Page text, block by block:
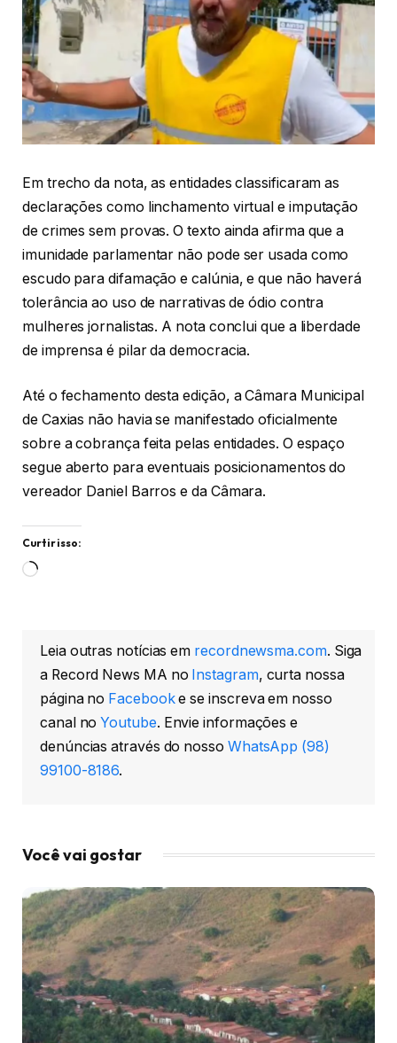
Em trecho da nota, as entidades classificaram as
declarações como linchamento virtual e imputação
de crimes sem provas. O texto ainda afirma que a
imunidade parlamentar não pode ser usada como
escudo para difamação e calúnia, e que não haverá
tolerância ao uso de narrativas de ódio contra
mulheres jornalistas. A nota conclui que a liberdade
de imprensa é pilar da democracia.
Até o fechamento desta edição, a Câmara Municipal
de Caxias não havia se manifestado oficialmente
sobre a cobrança feita pelas entidades. O espaço
segue aberto para eventuais posicionamentos do
vereador Daniel Barros e da Câmara.
Curtir isso:
Carregando...
Leia outras notícias em recordnewsma.com. Siga
a Record News MA no Instagram, curta nossa
página no Facebooke se inscreva em nosso
canal noYoutube. Envie informações e
denúncias através do nosso WhatsApp (98)
99100-8186.
Você vai gostar